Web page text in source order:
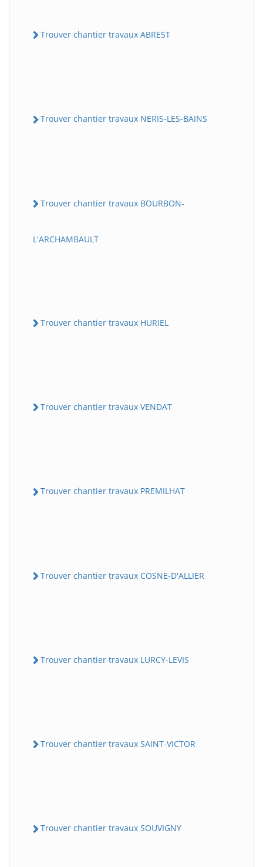
Trouver chantier travaux ABREST
Trouver chantier travaux NERIS-LES-BAINS
Trouver chantier travaux BOURBON-
L'ARCHAMBAULT
Trouver chantier travaux HURIEL
Trouver chantier travaux VENDAT
Trouver chantier travaux PREMILHAT
Trouver chantier travaux COSNE-D'ALLIER
Trouver chantier travaux LURCY-LEVIS
Trouver chantier travaux SAINT-VICTOR
Trouver chantier travaux SOUVIGNY